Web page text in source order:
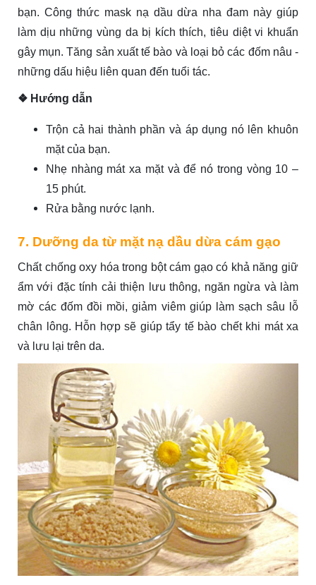
bạn. Công thức mask nạ dầu dừa nha đam này giúp
làm dịu những vùng da bị kích thích, tiêu diệt vi khuẩn
gây mụn. Tăng sản xuất tế bào và loại bỏ các đốm nâu -
những dấu hiệu liên quan đến tuổi tác.
❖ Hướng dẫn
Trộn cả hai thành phần và áp dụng nó lên khuôn
mặt của bạn.
Nhẹ nhàng mát xa mặt và để nó trong vòng 10 –
15 phút.
Rửa bằng nước lạnh.
7. Dưỡng da từ mặt nạ dầu dừa cám gạo
Chất chống oxy hóa trong bột cám gạo có khả năng giữ
ẩm với đặc tính cải thiện lưu thông, ngăn ngừa và làm
mờ các đốm đồi mồi, giảm viêm giúp làm sạch sâu lỗ
chân lông. Hỗn hợp sẽ giúp tẩy tế bào chết khi mát xa
và lưu lại trên da.